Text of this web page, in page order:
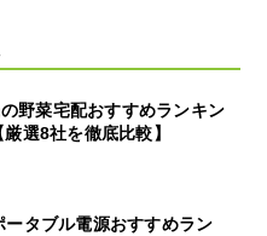
野菜宅配おすすめランキン
選8社を徹底比較】
ータブル電源おすすめラン